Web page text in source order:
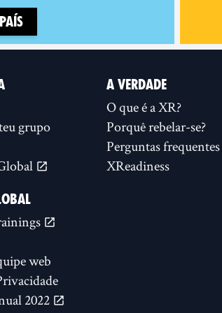
grupo
A VERDADE
O que é a XR?
Porquê rebelar-se?
Perguntas frequentes
XReadiness
web
2022